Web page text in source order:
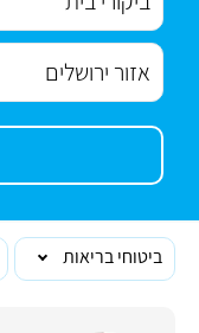
ביטוחי בריאות